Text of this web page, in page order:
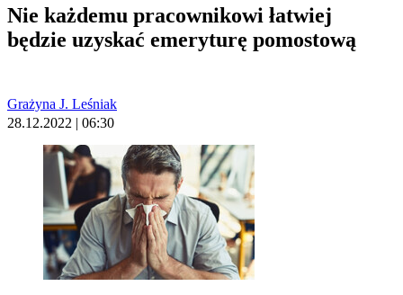
Nie każdemu pracownikowi łatwiej
będzie uzyskać emeryturę pomostową
Grażyna J. Leśniak
28.12.2022 | 06:30